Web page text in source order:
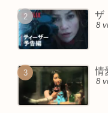
ザ
8
情
8